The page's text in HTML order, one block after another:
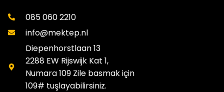
085 060 2210
info@mektep.nl
Diepenhorstlaan 13
2288 EW Rijswijk Kat 1,
Numara 109 Zile basmak için
109# tuşlayabilirsiniz.